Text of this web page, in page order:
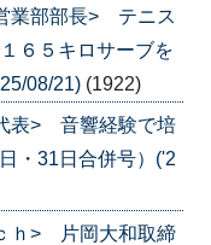
業部部長> テニス
６５キロサーブを
08/21) (1922)
表> 音響経験で培
・31日合併号）('2
ｈ> 片岡大和取締